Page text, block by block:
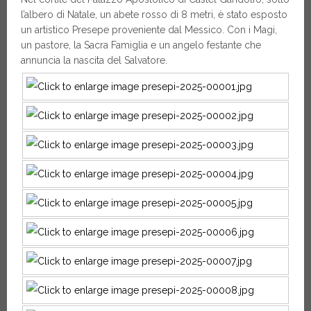
l’albero di Natale, un abete rosso di 8 metri, è stato esposto
un artistico Presepe proveniente dal Messico. Con i Magi,
un pastore, la Sacra Famiglia e un angelo festante che
annuncia la nascita del Salvatore.